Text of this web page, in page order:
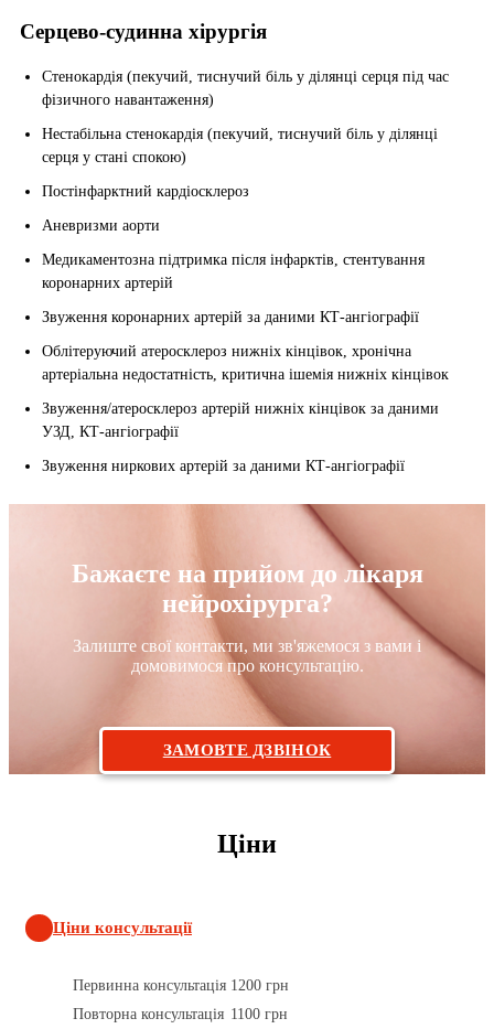
Серцево-судинна хірургія
Стенокардія (пекучий, тиснучий біль у ділянці серця під час
фізичного навантаження)
Нестабільна стенокардія (пекучий, тиснучий біль у ділянці
серця у стані спокою)
Постінфарктний кардіосклероз
Аневризми аорти
Медикаментозна підтримка після інфарктів, стентування
коронарних артерій
Звуження коронарних артерій за даними КТ-ангіографії
Облітеруючий атеросклероз нижніх кінцівок, хронічна
артеріальна недостатність, критична ішемія нижніх кінцівок
Звуження/атеросклероз артерій нижніх кінцівок за даними
УЗД, КТ-ангіографії
Звуження ниркових артерій за даними КТ-ангіографії
Бажаєте на прийом до лікаря
нейрохірурга?
Залиште свої контакти, ми зв'яжемося з вами і
домовимося про консультацію.
ЗАМОВТЕ ДЗВІНОК
Ціни
Ціни консультації
Первинна консультація 1200 грн
Повторна консультація 1100 грн